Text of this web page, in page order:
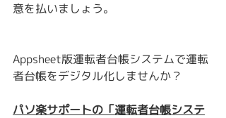
意を払いましょう。
Appsheet版運転者台帳システムで運転
者台帳をデジタル化しませんか？
パソ楽サポートの「運転者台帳システ